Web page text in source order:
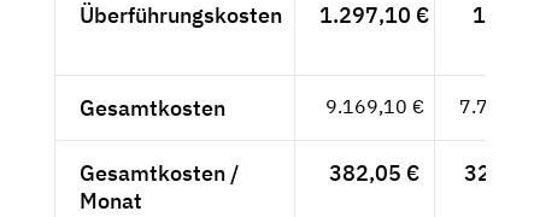
Überführungskosten 1.297,10 €
Gesamtkosten 9.169,10 €
Gesamtkosten /
Monat
382,05 € 321,05